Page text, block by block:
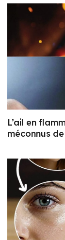
L’ail en
méconnus